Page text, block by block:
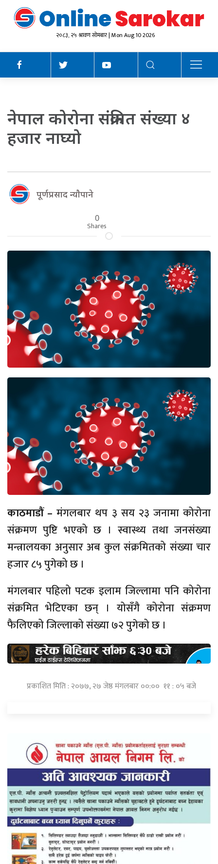
२०८३, २५ श्रावण सोमबार | Mon Aug 10 2026
नेपाल कोरोना संक्रमित संख्या ४
हजार नाघ्यो
पूर्णप्रसाद न्याैपाने
0
Shares
काठमाडौं – मंगलबार थप ३ सय २३ जनामा कोरोना
संक्रमण पुष्टि भएको छ । स्वास्थ्य तथा जनसंख्या
मन्त्रालयका अनुसार अब कुल संक्रमितको संख्या चार
हजार ८५ पुगेको छ ।
म‌ंगलबार पहिलो पटक इलाम जिल्लामा पनि कोरोना
संक्रमित भेटिएका छन् । योसँगै कोरोना संक्रमण
फैलिएको जिल्लाको स‌ंख्या ७२ पुगेको छ ।
प्रकाशित मिति : २०७७, २७ जेष्ठ मंगलबार ००:०० ११ : ०५ बजे